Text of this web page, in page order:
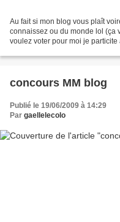
Au fait si mon blog vous plaît
connaissez ou du monde lol (ça
voulez voter pour moi je
concours MM blog
Publié le 19/06/2009 à 14:29
Par gaellelecolo